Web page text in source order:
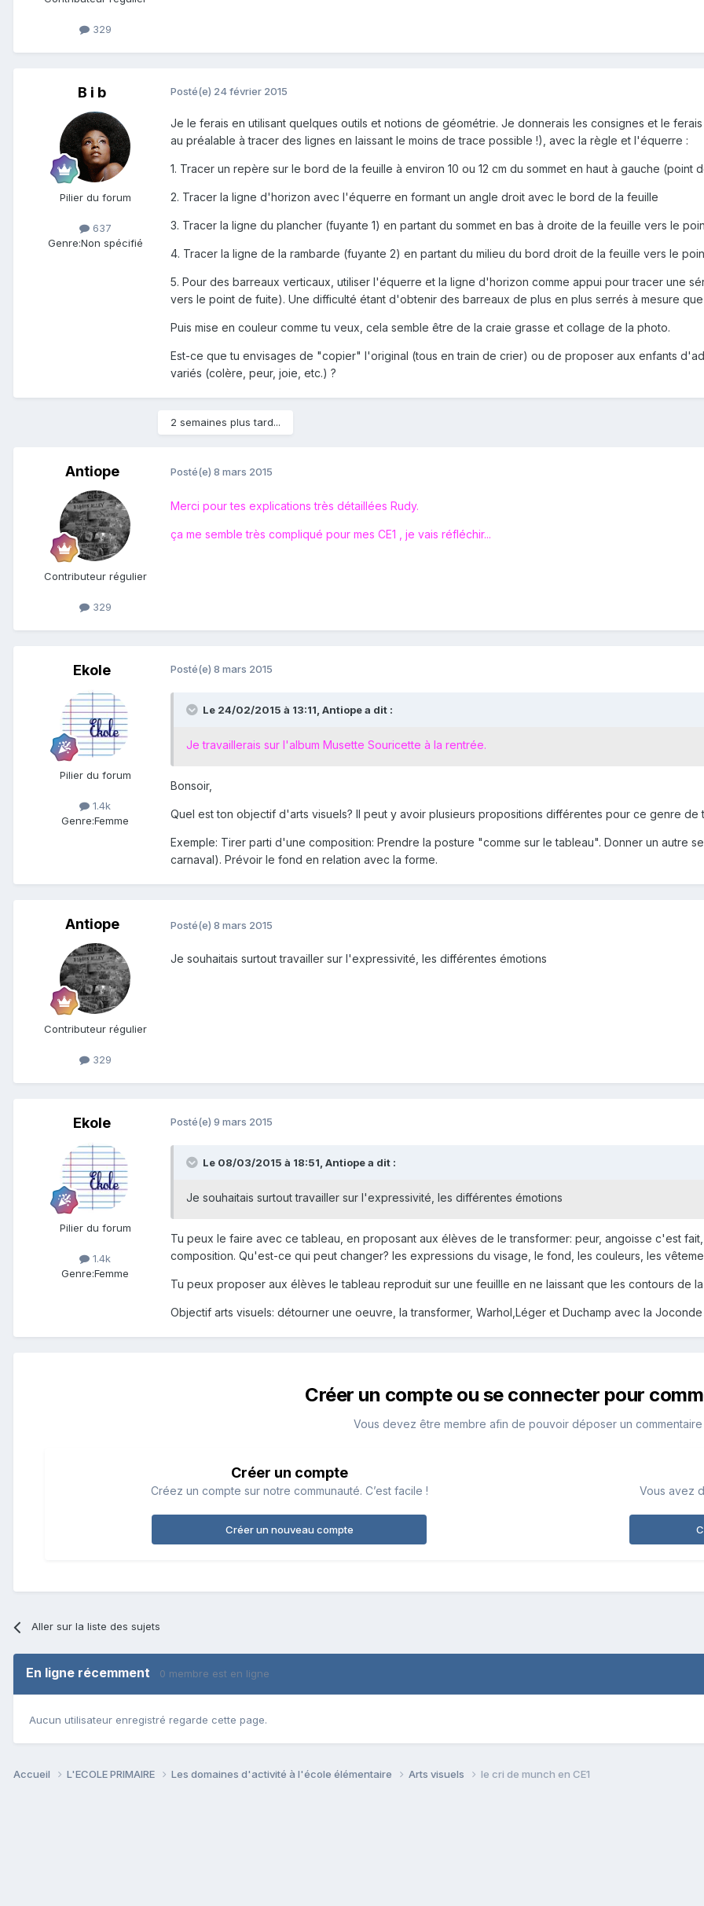
329
B i b
Pilier du forum
637
Genre:Non spécifié
Posté(e) 24 février 2015
Je le ferais en utilisant quelques outils et notions de géométrie. Je donnerais les consignes et le
au préalable à tracer des lignes en laissant le moins de trace possible !), avec la règle et l'équerre :
1. Tracer un repère sur le bord de la feuille à environ 10 ou 12 cm du sommet en haut à gauche (point
2. Tracer la ligne d'horizon avec l'équerre en formant un angle droit avec le bord de la feuille
3. Tracer la ligne du plancher (fuyante 1) en partant du sommet en bas à droite de la feuille vers le
4. Tracer la ligne de la rambarde (fuyante 2) en partant du milieu du bord droit de la feuille vers le
5. Pour des barreaux verticaux, utiliser l'équerre et la ligne d'horizon comme appui pour tracer une
vers le point de fuite). Une difficulté étant d'obtenir des barreaux de plus en plus serrés à mesure
Puis mise en couleur comme tu veux, cela semble être de la craie grasse et collage de la photo.
Est-ce que tu envisages de "copier" l'original (tous en train de crier) ou de proposer aux enfants
variés (colère, peur, joie, etc.) ?
2 semaines plus tard...
Antiope
Contributeur régulier
329
Posté(e) 8 mars 2015
Merci pour tes explications très détaillées Rudy.
ça me semble très compliqué pour mes CE1 , je vais réfléchir...
Ekole
Pilier du forum
1.4k
Genre:Femme
Posté(e) 8 mars 2015
Le 24/02/2015 à 13:11, Antiope a dit :
Je travaillerais sur l'album Musette Souricette à la rentrée.
Bonsoir,
Quel est ton objectif d'arts visuels? Il peut y avoir plusieurs propositions différentes pour ce genre de
Exemple: Tirer parti d'une composition: Prendre la posture "comme sur le tableau". Donner un autre
carnaval). Prévoir le fond en relation avec la forme.
Antiope
Contributeur régulier
329
Posté(e) 8 mars 2015
Je souhaitais surtout travailler sur l'expressivité, les différentes émotions
Ekole
Pilier du forum
1.4k
Genre:Femme
Posté(e) 9 mars 2015
Le 08/03/2015 à 18:51, Antiope a dit :
Je souhaitais surtout travailler sur l'expressivité, les différentes émotions
Tu peux le faire avec ce tableau, en proposant aux élèves de le transformer: peur, angoisse c'est
composition. Qu'est-ce qui peut changer? les expressions du visage, le fond, les couleurs, les
Tu peux proposer aux élèves le tableau reproduit sur une feuillle en ne laissant que les contours de
Objectif arts visuels: détourner une oeuvre, la transformer, Warhol,Léger et Duchamp avec la Joconde
Créer un compte ou se connecter pour
Vous devez être membre afin de pouvoir déposer un commentaire
Créer un compte
Créez un compte sur notre communauté. C’est facile !
Créer un nouveau compte
Vous avez
Aller sur la liste des sujets
En ligne récemment 0 membre est en ligne
Aucun utilisateur enregistré regarde cette page.
Accueil L'ECOLE PRIMAIRE Les domaines d'activité à l'école élémentaire Arts visuels le cri de munch en CE1